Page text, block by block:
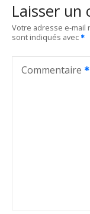
g
a
Laisser
Votre adresse e-mail
sont indiqués avec
Commentaire